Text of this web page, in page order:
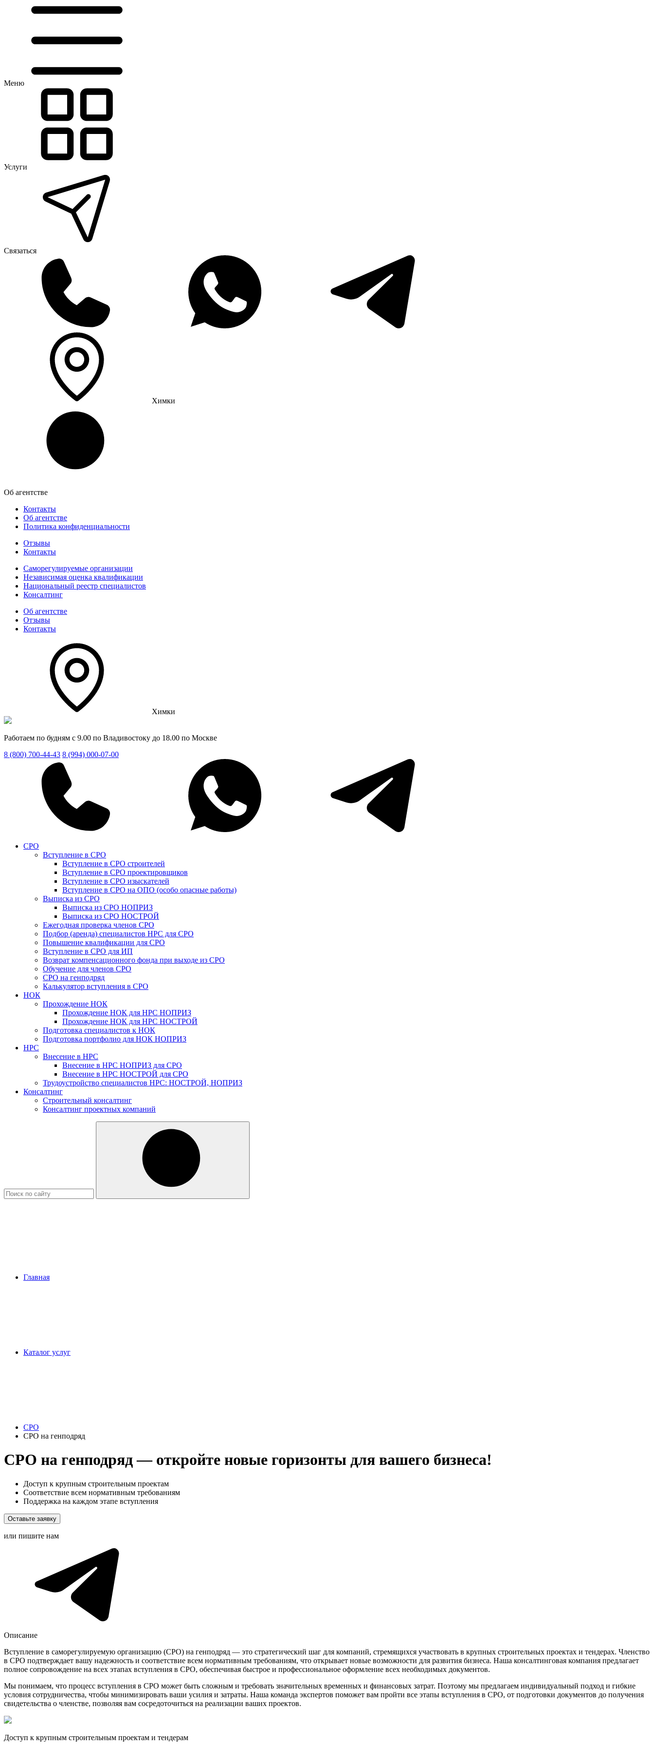
Меню
Услуги
Связаться
Химки
Об агентстве
Контакты
Об агентстве
Политика конфиденциальности
Отзывы
Контакты
Саморегулируемые организации
Независимая оценка квалификации
Национальный реестр специалистов
Консалтинг
Об агентстве
Отзывы
Контакты
Химки
Работаем по будням с 9.00 по Владивостоку до 18.00 по Москве
8 (800) 700-44-43 8 (994) 000-07-00
СРО
Вступление в СРО
Вступление в СРО строителей
Вступление в СРО проектировщиков
Вступление в СРО изыскателей
Вступление в СРО на ОПО (особо опасные работы)
Выписка из СРО
Выписка из СРО НОПРИЗ
Выписка из СРО НОСТРОЙ
Ежегодная проверка членов СРО
Подбор (аренда) специалистов НРС для СРО
Повышение квалификации для СРО
Вступление в СРО для ИП
Возврат компенсационного фонда при выходе из СРО
Обучение для членов СРО
СРО на генподряд
Калькулятор вступления в СРО
НОК
Прохождение НОК
Прохождение НОК для НРС НОПРИЗ
Прохождение НОК для НРС НОСТРОЙ
Подготовка специалистов к НОК
Подготовка портфолио для НОК НОПРИЗ
НРС
Внесение в НРС
Внесение в НРС НОПРИЗ для СРО
Внесение в НРС НОСТРОЙ для СРО
Трудоустройство специалистов НРС: НОСТРОЙ, НОПРИЗ
Консалтинг
Строительный консалтинг
Консалтинг проектных компаний
Главная
Каталог услуг
СРО
СРО на генподряд
СРО на генподряд — откройте новые горизонты для вашего бизнеса!
Доступ к крупным строительным проектам
Соответствие всем нормативным требованиям
Поддержка на каждом этапе вступления
Оставьте заявку
или пишите нам
Описание
Вступление в саморегулируемую организацию (СРО) на генподряд — это стратегический шаг для компаний, стремящихся участвовать в крупных строительных проектах и тендерах. Членство
в СРО подтверждает вашу надежность и соответствие всем нормативным требованиям, что открывает новые возможности для развития бизнеса. Наша консалтинговая компания предлагает
полное сопровождение на всех этапах вступления в СРО, обеспечивая быстрое и профессиональное оформление всех необходимых документов.
Мы понимаем, что процесс вступления в СРО может быть сложным и требовать значительных временных и финансовых затрат. Поэтому мы предлагаем индивидуальный подход и гибкие
условия сотрудничества, чтобы минимизировать ваши усилия и затраты. Наша команда экспертов поможет вам пройти все этапы вступления в СРО, от подготовки документов до получения
свидетельства о членстве, позволяя вам сосредоточиться на реализации ваших проектов.
Доступ к крупным строительным проектам и тендерам